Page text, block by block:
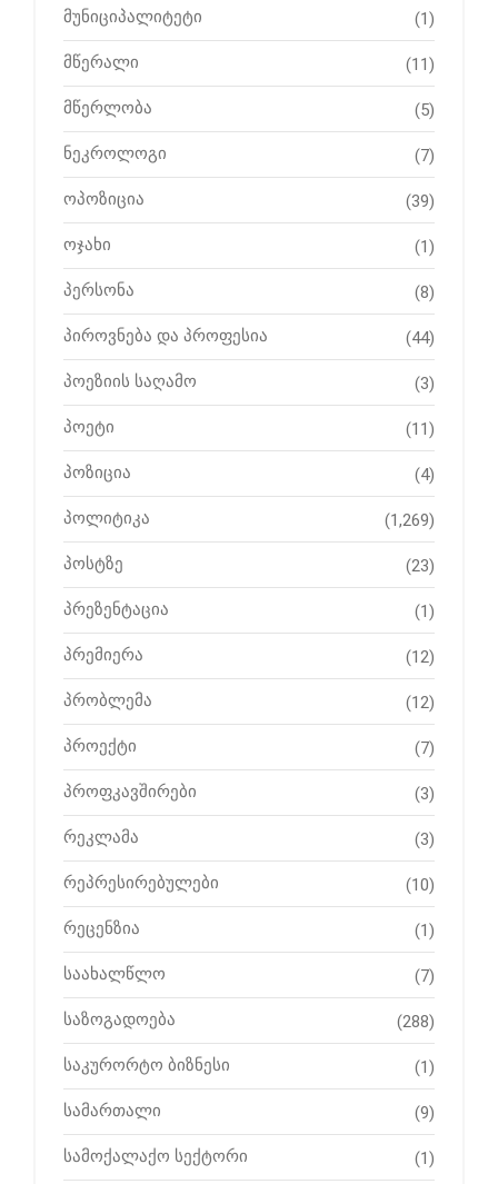
მუნიციპალიტეტი (1)
მწერალი (11)
მწერლობა (5)
ნეკროლოგი (7)
ოპოზიცია (39)
ოჯახი (1)
პერსონა (8)
პიროვნება და პროფესია (44)
პოეზიის საღამო (3)
პოეტი (11)
პოზიცია (4)
პოლიტიკა (1,269)
პოსტზე (23)
პრეზენტაცია (1)
პრემიერა (12)
პრობლემა (12)
პროექტი (7)
პროფკავშირები (3)
რეკლამა (3)
რეპრესირებულები (10)
რეცენზია (1)
საახალწლო (7)
საზოგადოება (288)
საკურორტო ბიზნესი (1)
სამართალი (9)
სამოქალაქო სექტორი (1)